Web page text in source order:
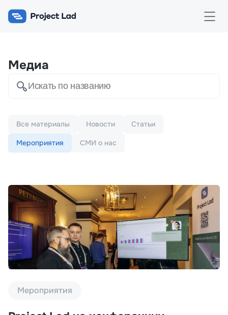
Медиа
Все материалы Новости Статьи
Мероприятия СМИ о нас
Мероприятия